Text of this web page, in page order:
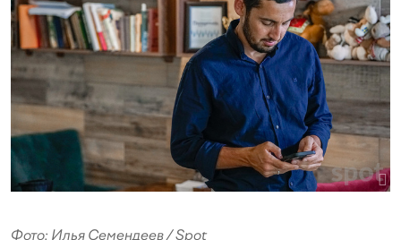
Фото: Илья Семендеев / Spot